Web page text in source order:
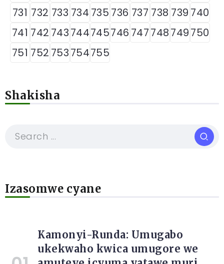
731 732 733 734 735 736 737 738 739 740
741 742 743744745746 747748749750
751 752 753754755
Shakisha
Izasomwe cyane
Kamonyi-Runda: Umugabo
ukekwaho kwica umugore we